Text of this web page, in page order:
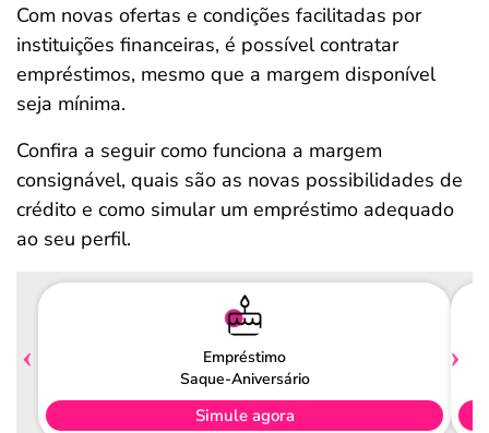
Com novas ofertas e condições facilitadas por
instituições financeiras, é possível contratar
empréstimos, mesmo que a margem disponível
seja mínima.
Confira a seguir como funciona a margem
consignável, quais são as novas possibilidades de
crédito e como simular um empréstimo adequado
ao seu perfil.
Empréstimo
Saque-Aniversário
Simule agora